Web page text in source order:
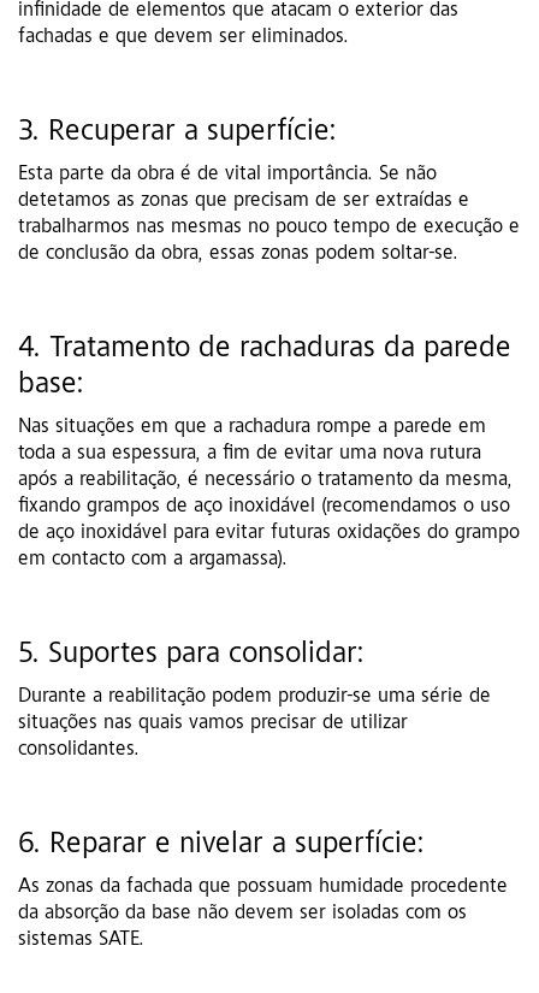
infinidade de elementos que atacam o exterior das
fachadas e que devem ser eliminados.
3. Recuperar a superfície:
Esta parte da obra é de vital importância. Se não
detetamos as zonas que precisam de ser extraídas e
trabalharmos nas mesmas no pouco tempo de execução e
de conclusão da obra, essas zonas podem soltar-se.
4. Tratamento de rachaduras da parede
base:
Nas situações em que a rachadura rompe a parede em
toda a sua espessura, a fim de evitar uma nova rutura
após a reabilitação, é necessário o tratamento da mesma,
fixando grampos de aço inoxidável (recomendamos o uso
de aço inoxidável para evitar futuras oxidações do grampo
em contacto com a argamassa).
5. Suportes para consolidar:
Durante a reabilitação podem produzir-se uma série de
situações nas quais vamos precisar de utilizar
consolidantes.
6. Reparar e nivelar a superfície:
As zonas da fachada que possuam humidade procedente
da absorção da base não devem ser isoladas com os
sistemas SATE.